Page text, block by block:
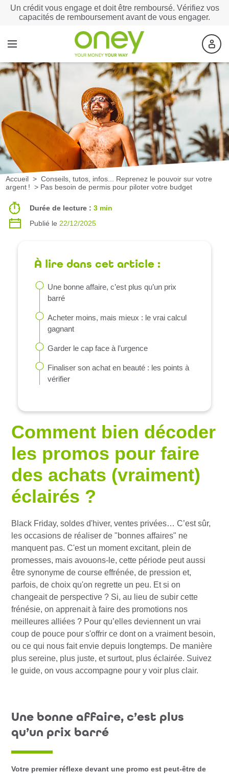
Un crédit vous engage et doit être remboursé. Vérifiez vos
capacités de remboursement avant de vous engager.
Accueil >Conseils, tutos, infos... Reprenez le pouvoir sur votre
argent ! > Pas besoin de permis pour piloter votre budget
Durée de lecture : 3 min
Publié le 22/12/2025
À lire dans cet article :
Une bonne affaire, c’est plus qu’un prix
barré
Acheter moins, mais mieux : le vrai calcul
gagnant
Garder le cap face à l’urgence
Finaliser son achat en beauté : les points à
vérifier
Comment bien décoder
les promos pour faire
des achats (vraiment)
éclairés ?
Black Friday, soldes d'hiver, ventes privées… C’est sûr,
les occasions de réaliser de "bonnes affaires" ne
manquent pas. C'est un moment excitant, plein de
promesses, mais avouons-le, cette période peut aussi
être synonyme de course effrénée, de pression et,
parfois, de choix qu'on regrette un peu. Et si on
changeait de perspective ? Si, au lieu de subir cette
frénésie, on apprenait à faire des promotions nos
meilleures alliées ? Pour qu’elles deviennent un vrai
coup de pouce pour s'offrir ce dont on a vraiment besoin,
ou ce qui nous fait envie depuis longtemps. De manière
plus sereine, plus juste, et surtout, plus éclairée. Suivez
le guide, on vous accompagne pour y voir plus clair.
Une bonne affaire, c’est plus
qu’un prix barré
Votre premier réflexe devant une promo est peut-être de